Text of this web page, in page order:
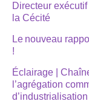
Directeur
la Cécité
Le nouveau
!
Éclairage |
l’agrégation